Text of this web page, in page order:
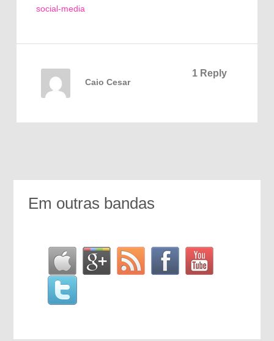
social-media
1 Reply
Caio Cesar
Em outras bandas